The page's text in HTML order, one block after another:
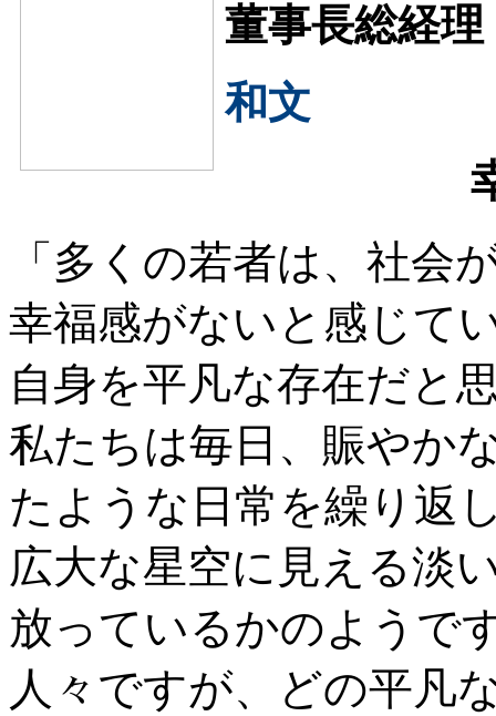
董事長総経
和文
「多くの若者は、社会
幸福感がないと感じて
自身を平凡な存在だと
私たちは毎日、賑やか
たような日常を繰り返
広大な星空に見える淡
放っているかのようで
人々ですが、どの平凡